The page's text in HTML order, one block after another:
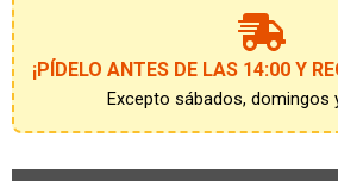
la
lista
de
espera
¡PÍDELO ANTES DE LAS 14:00 Y
Excepto sábados, domingos